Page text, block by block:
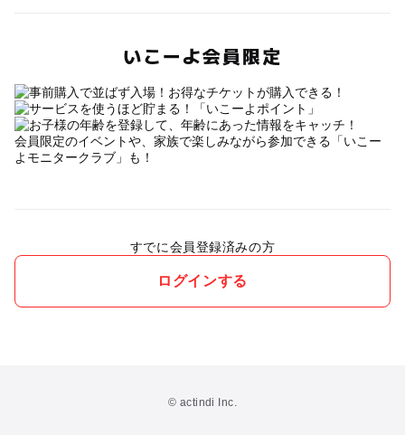
いこーよ会員限定
会員限定のイベントや、家族で楽しみながら参加できる「いこー
よモニタークラブ」も！
すでに会員登録済みの方
ログインする
© actindi Inc.